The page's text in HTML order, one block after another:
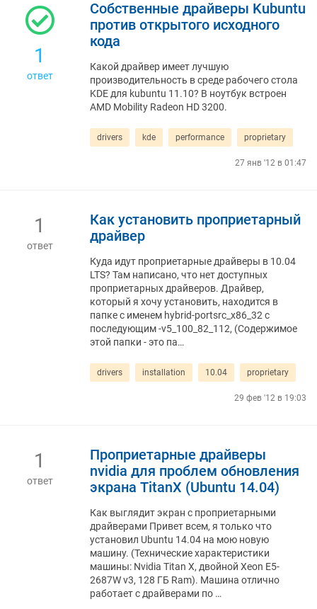
1
ответ
Собственные драйверы Kubuntu
против открытого исходного
кода
Какой драйвер имеет лучшую
производительность в среде рабочего стола
KDE для kubuntu 11.10? В ноутбук встроен
AMD Mobility Radeon HD 3200.
drivers kde performance proprietary
27 янв '12 в 01:47
1
ответ
Как установить проприетарный
драйвер
Куда идут проприетарные драйверы в 10.04
LTS? Там написано, что нет доступных
проприетарных драйверов. Драйвер,
который я хочу установить, находится в
папке с именем hybrid-portsrc_x86_32 с
последующим -v5_100_82_112, (Содержимое
этой папки - это па…
drivers installation 10.04 proprietary
29 фев '12 в 19:03
1
ответ
Проприетарные драйверы
nvidia для проблем обновления
экрана TitanX (Ubuntu 14.04)
Как выглядит экран с проприетарными
драйверами Привет всем, я только что
установил Ubuntu 14.04 на мою новую
машину. (Технические характеристики
машины: Nvidia Titan X, двойной Xeon E5-
2687W v3, 128 ГБ Ram). Машина отлично
работает с драйверами по …